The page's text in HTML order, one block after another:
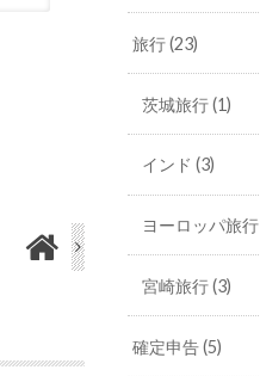
旅行(23)
茨城旅行(1)
インド (3)
ヨーロッパ旅行
宮崎旅行(3)
確定申告(5)